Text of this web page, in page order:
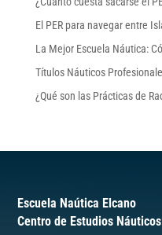
El PER para navegar entre
La Mejor Escuela Náutica:
Títulos Náuticos
¿Qué son las Prácticas de
Escuela Naútica Elcano
Centro de Estudios